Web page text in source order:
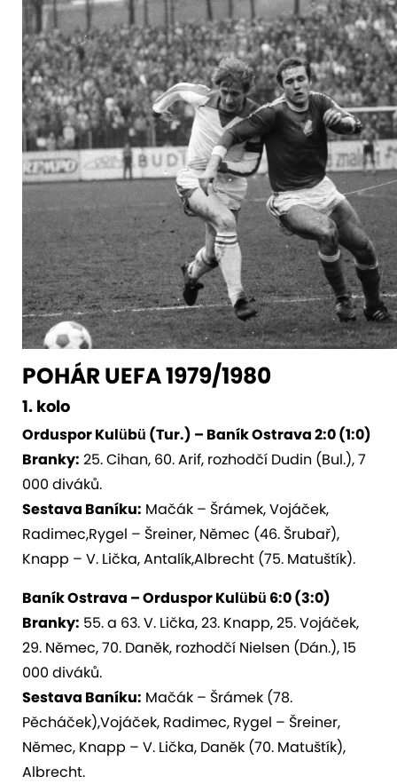
POHÁR UEFA 1979/1980
1. kolo
Orduspor Kulübü (Tur.) – Baník Ostrava 2:0 (1:0)
Branky: 25. Cihan, 60. Arif, rozhodčí Dudin (Bul.), 7
000 diváků.
Sestava Baníku: Mačák – Šrámek, Vojáček,
Radimec,Rygel – Šreiner, Němec (46. Šrubař),
Knapp – V. Lička, Antalík,Albrecht (75. Matuštík).
Baník Ostrava – Orduspor Kulübü 6:0 (3:0)
Branky: 55. a 63. V. Lička, 23. Knapp, 25. Vojáček,
29. Němec, 70. Daněk, rozhodčí Nielsen (Dán.), 15
000 diváků.
Sestava Baníku: Mačák – Šrámek (78.
Pěcháček),Vojáček, Radimec, Rygel – Šreiner,
Němec, Knapp – V. Lička, Daněk (70. Matuštík),
Albrecht.